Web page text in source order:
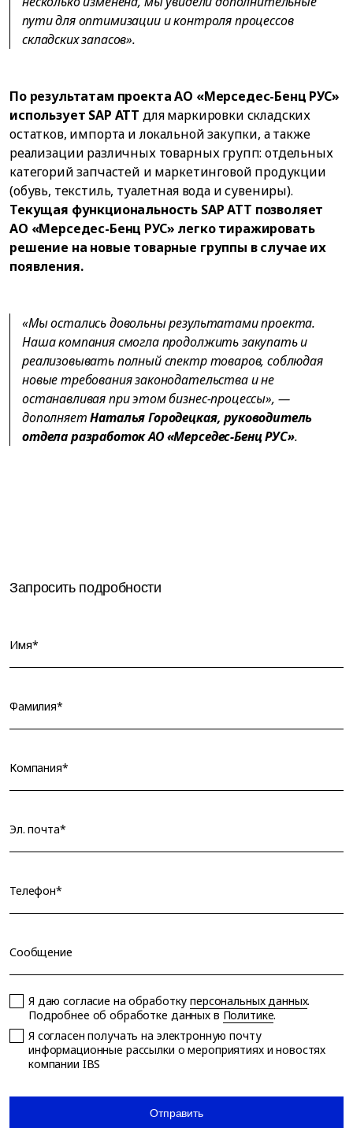
пути для оптимизации и контроля процессов
складских запасов».
По результатам проекта АО «Мерседес-Бенц РУС»
использует SAP ATT для маркировки складских
остатков, импорта и локальной закупки, а также
реализации различных товарных групп: отдельных
категорий запчастей и маркетинговой продукции
(обувь, текстиль, туалетная вода и сувениры).
Текущая функциональность SAP ATT позволяет
АО «Мерседес-Бенц РУС» легко тиражировать
решение на новые товарные группы в случае их
появления.
«Мы остались довольны результатами проекта.
Наша компания смогла продолжить закупать и
реализовывать полный спектр товаров, соблюдая
новые требования законодательства и не
останавливая при этом бизнес-процессы», —
дополняетНаталья Городецкая, руководитель
отдела разработок АО «Мерседес-Бенц РУС».
Запросить подробности
Имя*
Фамилия*
Компания*
Эл. почта*
Телефон*
Сообщение
Я даю согласие на обработкуперсональных данных.
Подробнее об обработке данных в Политике.
Я согласен получать на электронную почту
информационные рассылки о мероприятиях и новостях
компании IBS
Отправить